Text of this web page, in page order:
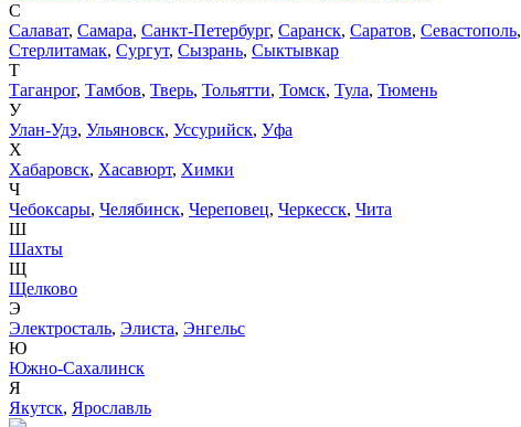
С
Салават, Самара, Санкт-Петербург, Саранск, Саратов, Севастополь,
Стерлитамак, Сургут, Сызрань, Сыктывкар
Т
Таганрог, Тамбов, Тверь, Тольятти, Томск, Тула, Тюмень
У
Улан-Удэ, Ульяновск, Уссурийск, Уфа
Х
Хабаровск, Хасавюрт, Химки
Ч
Чебоксары, Челябинск, Череповец, Черкесск, Чита
Ш
Шахты
Щ
Щелково
Э
Электросталь, Элиста, Энгельс
Ю
Южно-Сахалинск
Я
Якутск, Ярославль